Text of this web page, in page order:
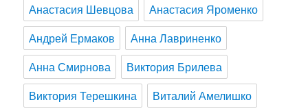
Анастасия Шевцова
Анастасия Яроменко
Андрей Ермаков
Анна Лавриненко
Анна Смирнова
Виктория Брилева
Виктория Терешкина
Виталий Амелишко